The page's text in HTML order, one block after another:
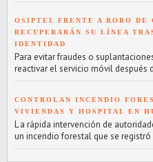
OSIPTEL FRENTE A ROBO DE
RECUPERARÁN SU LÍNEA
IDENTIDAD
Para evitar fraudes o
reactivar el servicio móvil después
CONTROLAN INCENDIO
VIVIENDAS Y HOSPITAL EN
L a rápida intervención de
un incendio forestal que se